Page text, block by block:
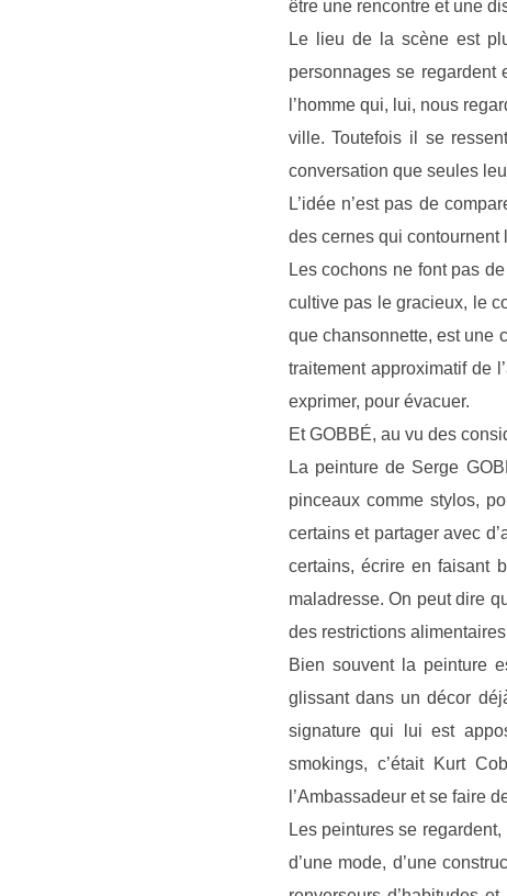
être une rencontre et une
Le lieu de la scène est
personnages se
l’homme qui, lui, nous
ville. Toutefois il se
conversation que seules
L’idée n’est pas de
des cernes qui contournent
Les cochons ne font pas
cultive pas le gracieux, le
que chansonnette, est une
traitement approximatif de
exprimer, pour évacuer.
Et GOBBÉ, au vu des
La peinture de Serge
pinceaux comme stylos,
certains et partager avec
certains, écrire en faisant
maladresse. On peut dire
des restrictions
Bien souvent la peinture
glissant dans un décor
signature qui lui est
smokings, c’était Kurt
l’Ambassadeur et se faire
Les peintures se
d’une mode, d’une